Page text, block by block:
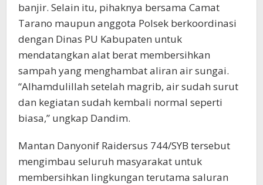
banjir. Selain itu, pihaknya bersama Camat
Tarano maupun anggota Polsek berkoordinasi
dengan Dinas PU Kabupaten untuk
mendatangkan alat berat membersihkan
sampah yang menghambat aliran air sungai.
“Alhamdulillah setelah magrib, air sudah surut
dan kegiatan sudah kembali normal seperti
biasa,” ungkap Dandim.
Mantan Danyonif Raidersus 744/SYB tersebut
mengimbau seluruh masyarakat untuk
membersihkan lingkungan terutama saluran